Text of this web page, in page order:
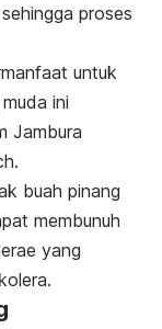
proses
untuk
ini
Jambura
.
buah pinang
membunuh
yang